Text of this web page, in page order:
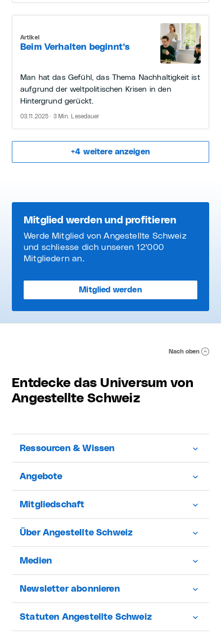
Beim Verhalten beginnt’s
Artikel
Man hat das Gefühl, das Thema Nachhaltigkeit ist
aufgrund der weltpolitischen Krisen in den
Hintergrund gerückt.
03.11.2025 · 3 Min. Lesedauer
+4 weitere anzeigen
Mitglied werden und profitieren
Werde Mitglied von Angestellte Schweiz
und schliesse dich unseren 12'000
Mitgliedern an.
Mitglied werden
Nach oben
Entdecke das Universum von
Angestellte Schweiz
Ressourcen & Wissen
Angebote
Mitgliedschaft
Über Angestellte Schweiz
Medien
Newsletter abonnieren
Statuten Angestellte Schweiz